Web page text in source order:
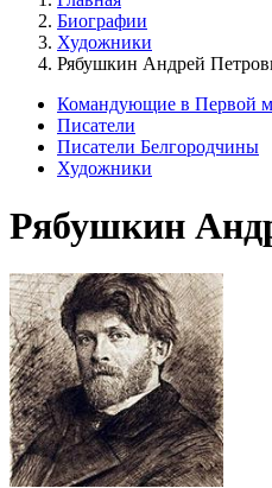
Биографии
Художники
Рябушкин Андрей
Командующие в Первой
Писатели
Писатели Белгородчины
Художники
Рябушкин